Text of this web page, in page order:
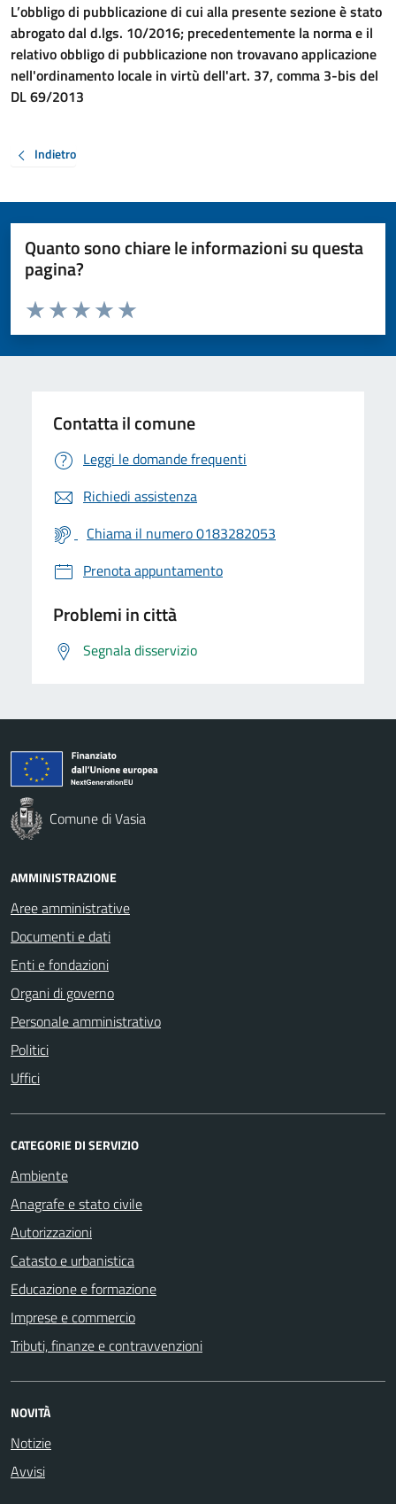
L’obbligo di pubblicazione di cui alla presente sezione è stato
abrogato dal d.lgs. 10/2016; precedentemente la norma e il
relativo obbligo di pubblicazione non trovavano applicazione
nell'ordinamento locale in virtù dell'art. 37, comma 3-bis del
DL 69/2013
Indietro
Quanto sono chiare le informazioni su questa
pagina?
Valuta da 1 a 5 stelle la pagina
Valuta 5 stelle su 5
Valuta 4 stelle su 5
Valuta 3 stelle su 5
Valuta 2 stelle su 5
Valuta 1 stelle su 5
Contatta il comune
Leggi le domande frequenti
Richiedi assistenza
Chiama il numero 0183282053
Prenota appuntamento
Problemi in città
Segnala disservizio
Comune di Vasia
AMMINISTRAZIONE
Aree amministrative
Documenti e dati
Enti e fondazioni
Organi di governo
Personale amministrativo
Politici
Uffici
CATEGORIE DI SERVIZIO
Ambiente
Anagrafe e stato civile
Autorizzazioni
Catasto e urbanistica
Educazione e formazione
Imprese e commercio
Tributi, finanze e contravvenzioni
NOVITÀ
Notizie
Avvisi